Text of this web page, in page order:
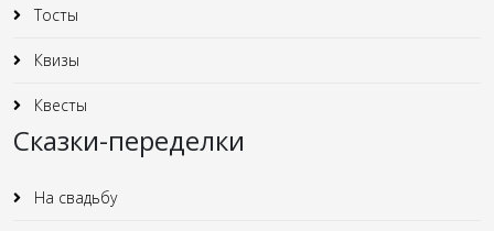
Тосты
Квизы
Квесты
Сказки-переделки
На свадьбу